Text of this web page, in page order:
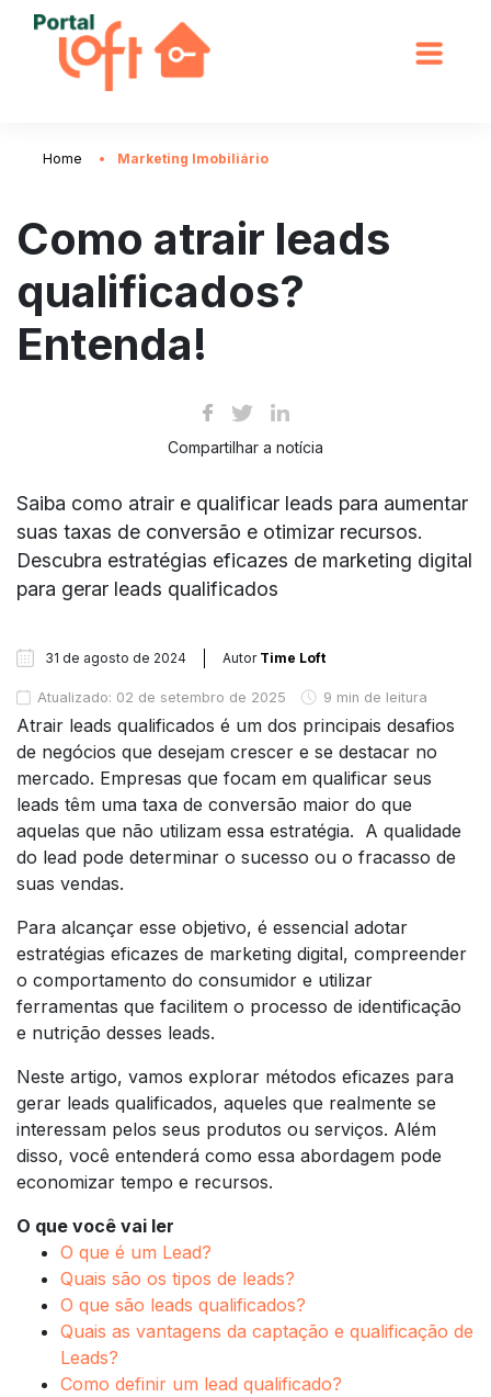
Home Marketing Imobiliário
Como atrair leads
qualificados?
Entenda!
Compartilhar a notícia
Saiba como atrair e qualificar leads para aumentar
suas taxas de conversão e otimizar recursos.
Descubra estratégias eficazes de marketing digital
para gerar leads qualificados
31 de agosto de 2024 Autor Time Loft
Atualizado: 02 de setembro de 2025 9 min de leitura
Atrair leads qualificados é um dos principais desafios
de negócios que desejam crescer e se destacar no
mercado. Empresas que focam em qualificar seus
leads têm uma taxa de conversão maior do que
aquelas que não utilizam essa estratégia. A qualidade
do lead pode determinar o sucesso ou o fracasso de
suas vendas.
Para alcançar esse objetivo, é essencial adotar
estratégias eficazes de marketing digital, compreender
o comportamento do consumidor e utilizar
ferramentas que facilitem o processo de identificação
e nutrição desses leads.
Neste artigo, vamos explorar métodos eficazes para
gerar leads qualificados, aqueles que realmente se
interessam pelos seus produtos ou serviços. Além
disso, você entenderá como essa abordagem pode
economizar tempo e recursos.
O que você vai ler
O que é um Lead?
Quais são os tipos de leads?
O que são leads qualificados?
Quais as vantagens da captação e qualificação de
Leads?
Como definir um lead qualificado?